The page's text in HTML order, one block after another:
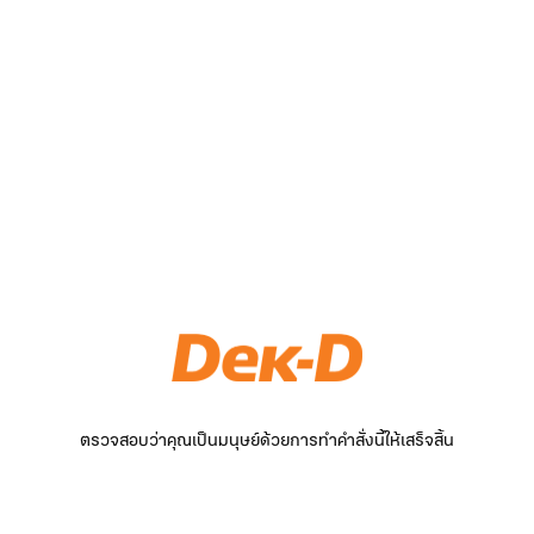
ตรวจสอบว่าคุณเป็นมนุษย์ด้วยการทำคำสั่งนี้ให้เสร็จสิ้น